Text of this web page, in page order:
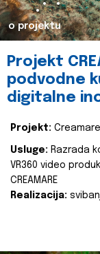
o projektu
Projekt
podvodne
digitalne
Projekt: Creamare
Usluge: Razrada
VR360 video
CREAMARE
Realizacija: